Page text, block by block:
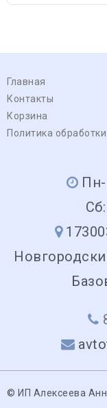
Главная
Контакты
Корзина
Политика
Пн-
© ИП Алексеева